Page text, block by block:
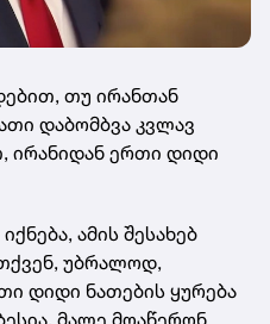
თუ ირანთან
დაბომბვა კვლავ
ირანიდან ერთი დიდი
ამის შესახებ
უბრალოდ,
დიდი ნათების ყურება
მალე მოაწერონ